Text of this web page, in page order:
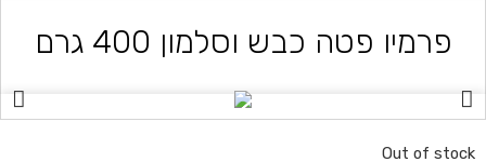
פרמיו פטה כבש וסלמון 400 גרם
Out of stock